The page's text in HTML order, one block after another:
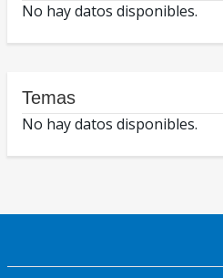
No hay datos disponibles.
Temas
No hay datos disponibles.